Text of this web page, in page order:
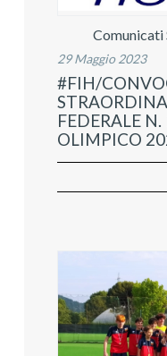
Comunicati
29 Maggio 2023
#FIH/
FEDERALE
OLIMPICO